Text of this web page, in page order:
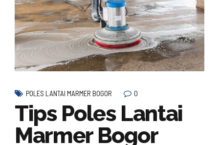
POLES LANTAI MARMER BOGOR 0
Tips Poles Lantai
Marmer Bogor